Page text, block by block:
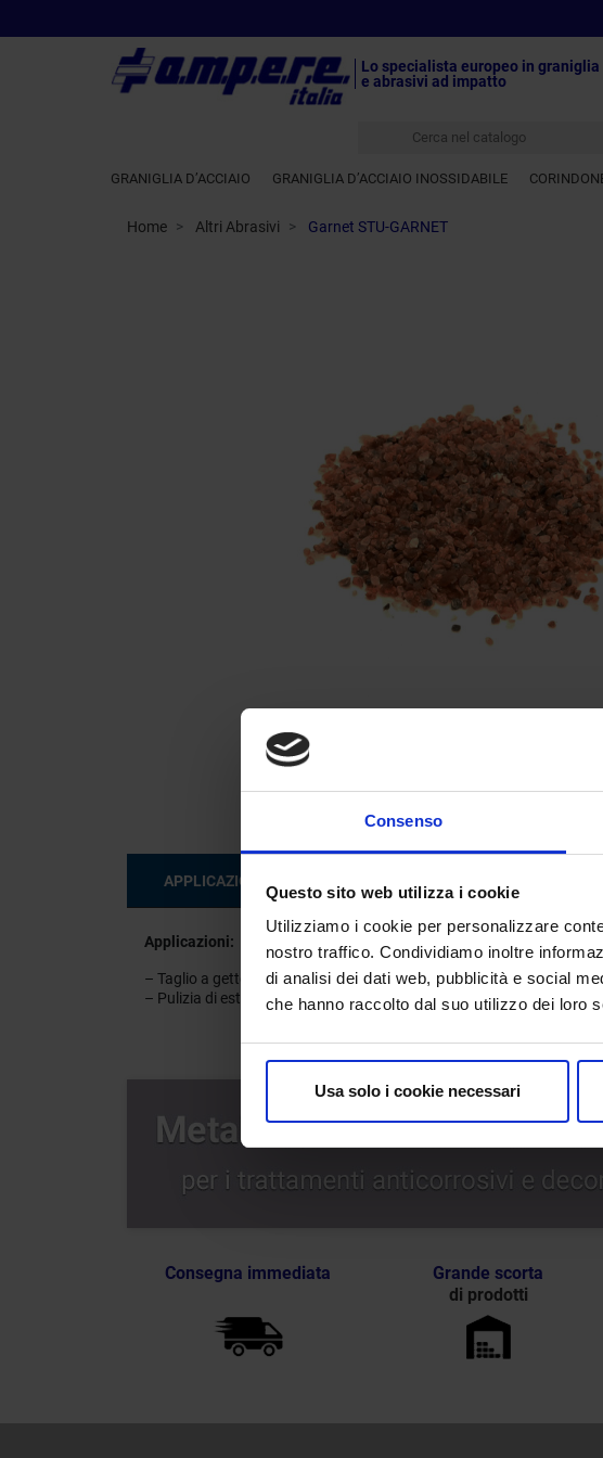
Consenso
Questo sito web utilizza i cookie
Utilizziamo i cookie per personalizzare
nostro traffico. Condividiamo inoltre
di analisi dei dati web, pubblicità e social
che hanno raccolto dal suo utilizzo dei loro
Usa solo i cookie necessari
Lo specialista europeo in graniglia
e abrasivi ad impatto
GRANIGLIA D’ACCIAIO GRANIGLIA D’ACCIAIO INOSSIDABILE
Home Altri Abrasivi Garnet STU-GARNET

APPLICAZIONI E SETTORI
Applicazioni:
– Taglio a getto d’acqua ad alta pressione
– Pulizia di esterni degli edifici
Consegna immediata
Grande scorta
di prodotti